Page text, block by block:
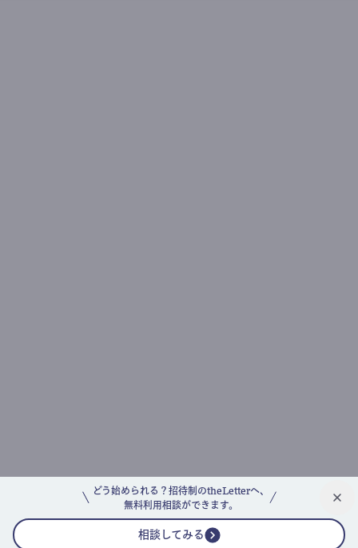
どう始められる？招待制のtheLetterへ、
無料利用相談ができます。
相談してみる